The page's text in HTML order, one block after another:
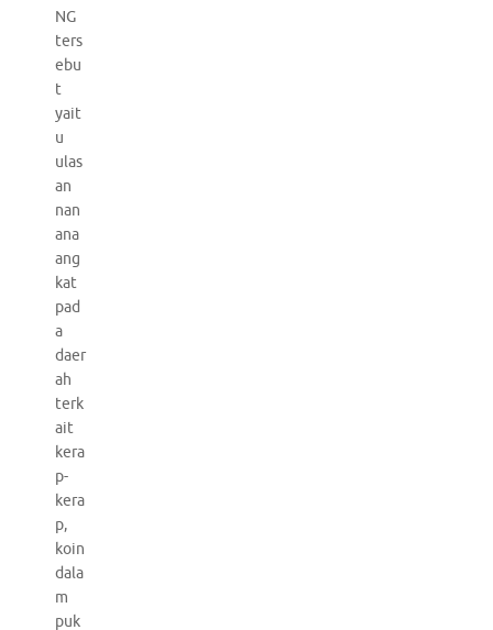
NG
ters
ebu
t
yait
u
ulas
an
nan
ana
ang
kat
pad
a
daer
ah
terk
ait
kera
p-
kera
p,
koin
dala
m
puk